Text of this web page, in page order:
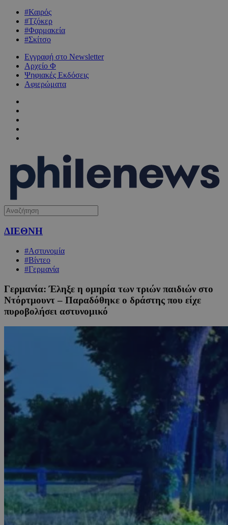
#Καιρός
#Τζόκερ
#Φαρμακεία
#Σκίτσο
Εγγραφή στο Newsletter
Αρχείο Φ
Ψηφιακές Εκδόσεις
Αφιερώματα
ΔΙΕΘΝΗ
#Αστυνομία
#Βίντεο
#Γερμανία
Γερμανία: Έληξε η ομηρία των τριών παιδιών στο
Ντόρτμουντ – Παραδόθηκε ο δράστης που είχε
πυροβολήσει αστυνομικό